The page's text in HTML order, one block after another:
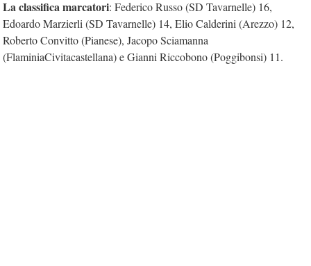
La classifica marcatori: Federico Russo (SD Tavarnelle) 16,
Edoardo Marzierli (SD Tavarnelle) 14, Elio Calderini (Arezzo) 12,
Roberto Convitto (Pianese), Jacopo Sciamanna
(FlaminiaCivitacastellana) e Gianni Riccobono (Poggibonsi) 11.